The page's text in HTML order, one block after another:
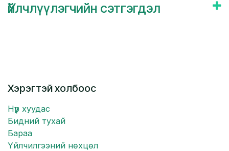
Үйлчлүүлэгчийн сэтгэгдэл
Хэрэгтэй холбоос
Нүүр хуудас
Бидний тухай
Бараа
Үйлчилгээний нөхцөл